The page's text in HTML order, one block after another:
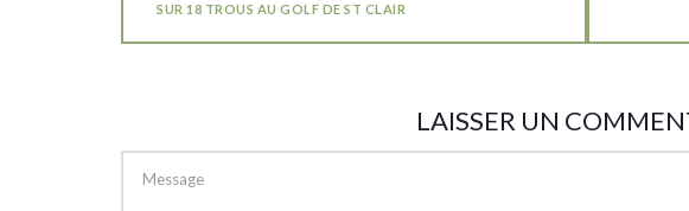
SUR 18 TROUS AU GOLF DE ST CLAIR
LAISSER UN